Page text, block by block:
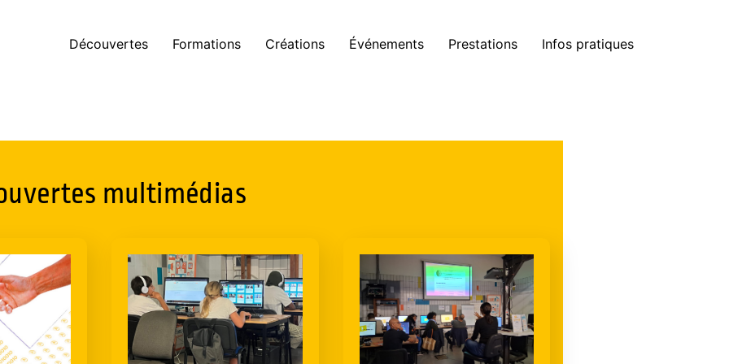
Découvertes Formations Créations Événements Prestations Infos pratiques
multimédias